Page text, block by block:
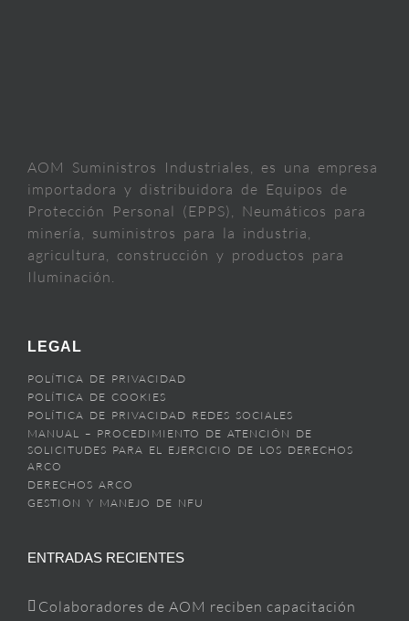
AOM Suministros Industriales, es una empresa
importadora y distribuidora de Equipos de
Protección Personal (EPPS), Neumáticos para
minería, suministros para la industria,
agricultura, construcción y productos para
Iluminación.
LEGAL
POLÍTICA DE PRIVACIDAD
POLÍTICA DE COOKIES
POLÍTICA DE PRIVACIDAD REDES SOCIALES
MANUAL – PROCEDIMIENTO DE ATENCIÓN DE
SOLICITUDES PARA EL EJERCICIO DE LOS DERECHOS
ARCO
DERECHOS ARCO
GESTION Y MANEJO DE NFU
ENTRADAS RECIENTES
Colaboradores de AOM reciben capacitación